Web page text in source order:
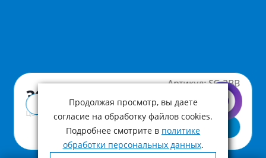
Артикул: SG-3BB
390 ₽
Цена с учетом НДС
В корзину
Купить в 1 клик
Продолжая просмотр, вы даете
согласие на обработку файлов cookies.
Подробнее смотрите в политике
обработки персональных данных.